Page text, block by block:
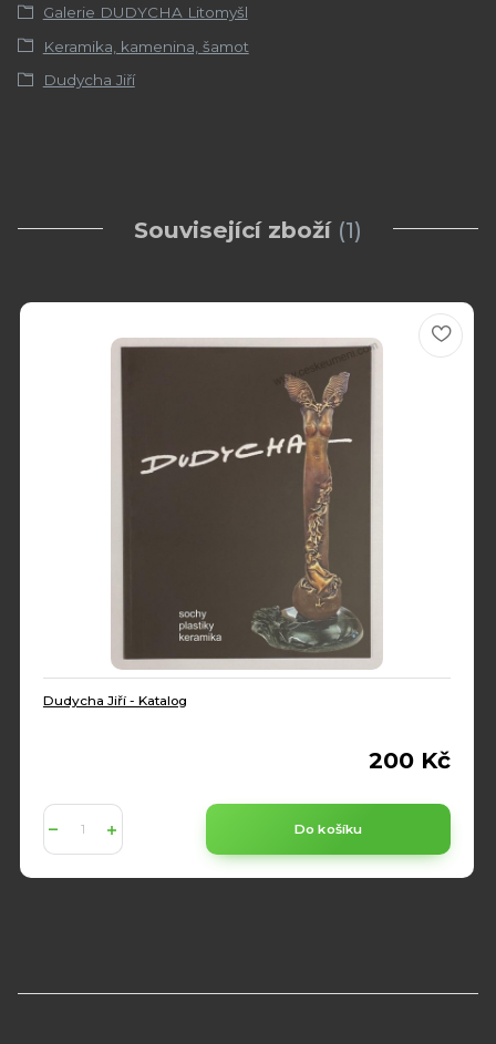
Galerie DUDYCHA Litomyšl
Keramika, kamenina, šamot
Dudycha Jiří
Související zboží 1
Dudycha Jiří - Katalog
200 Kč
Do košíku